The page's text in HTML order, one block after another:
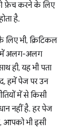
को फ़ेच करने के लिए
है.
भी, क्रिटिकल
हमें अलग-अलग
ही, यह भी पता
हमें पेज पर उन
में से किसी
नहीं है. हर पेज
आपको भी इसी